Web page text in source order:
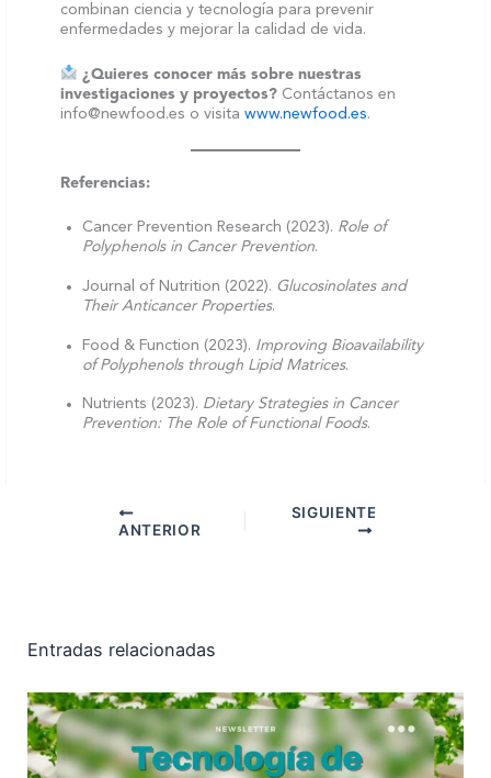
combinan ciencia y tecnología para prevenir
enfermedades y mejorar la calidad de vida.
¿Quieres conocer más sobre nuestras
investigaciones y proyectos? Contáctanos en
info@newfood.es o visita www.newfood.es.
Referencias:
Cancer Prevention Research (2023). Role of
Polyphenols in Cancer Prevention.
Journal of Nutrition (2022). Glucosinolates and
Their Anticancer Properties.
Food & Function (2023). Improving Bioavailability
of Polyphenols through Lipid Matrices.
Nutrients (2023). Dietary Strategies in Cancer
Prevention: The Role of Functional Foods.
ANTERIOR
SIGUIENTE
Entradas relacionadas